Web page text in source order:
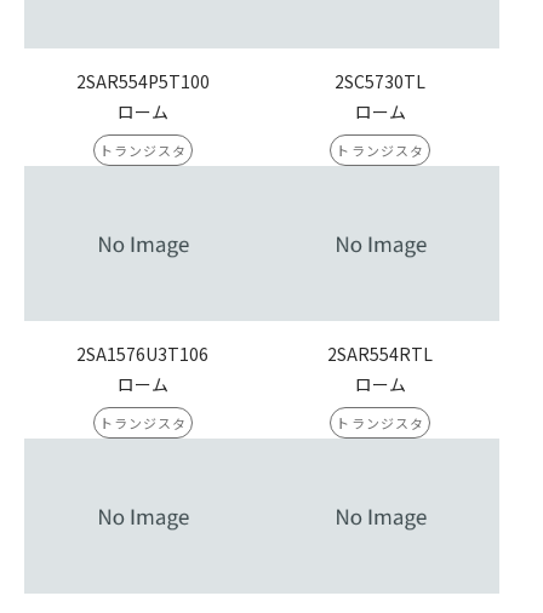
2SAR554P5T100
ローム
トランジスタ
2SC5730TL
ローム
トランジスタ
2SA1576U3T106
ローム
トランジスタ
2SAR554RTL
ローム
トランジスタ